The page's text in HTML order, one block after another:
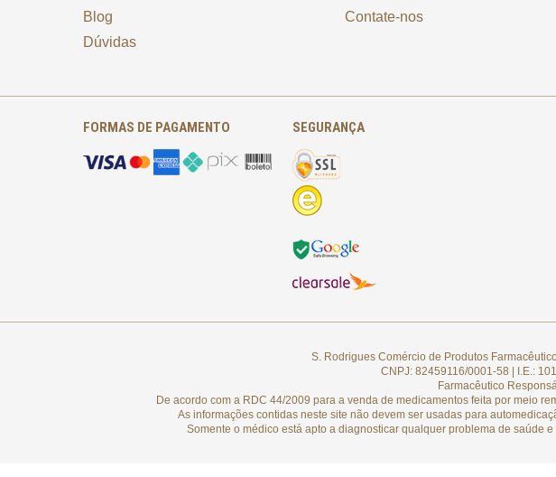
Blog
Dúvidas
Contate-nos
FORMAS DE PAGAMENTO SEGURANÇA
S. Rodrigues Comércio de Produtos
CNPJ: 82459116/0001-58 | I.E.:
Farmacêutico
De acordo com a RDC 44/2009 para a venda de medicamentos feita por meio
As informações contidas neste site não devem ser usadas para
Somente o médico está apto a diagnosticar qualquer problema de saúde